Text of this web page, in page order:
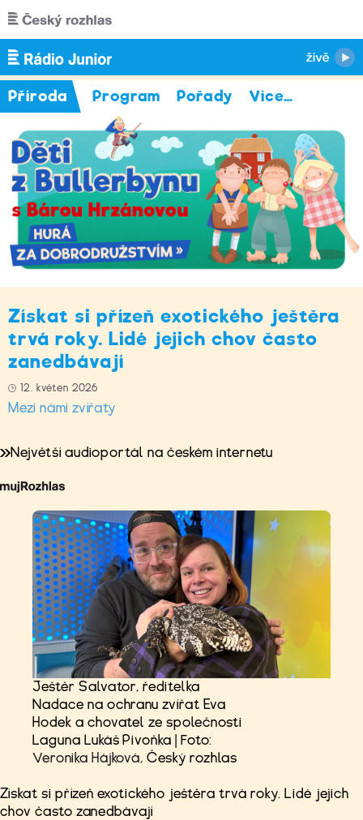
Přejít k hlavnímu obsahu
Příroda Program Pořady Více…
Získat si přízeň exotického ještěra
trvá roky. Lidé jejich chov často
zanedbávají
12. květen 2026
Mezi námi zvířaty
Největší audioportál na českém internetu
Ještěr Salvator, ředitelka
Nadace na ochranu zvířat Eva
Hodek a chovatel ze společnosti
Laguna Lukáš Pivoňka | Foto:
Veronika Hájková, Český rozhlas
Získat si přízeň exotického ještěra trvá roky. Lidé jejich
chov často zanedbávají